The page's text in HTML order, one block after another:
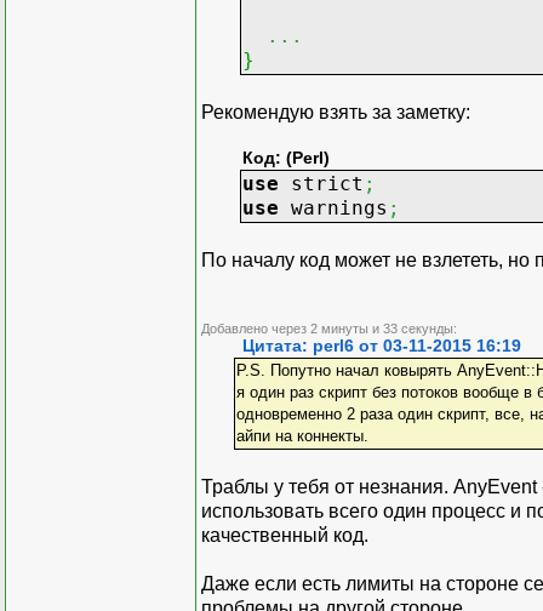
...
}
Рекомендую взять за заметку:
Код: (Perl)
use strict ;
use warnings ;
По началу код может не взлететь,
Добавлено через 2 минуты и 33 секунды:
Цитата: perl6 от 03-11-2015 16:19
P.S. Попутно начал ковырять
я один раз скрипт без потоков вообще
одновременно 2 раза один скрипт, все,
айпи на коннекты.
Траблы у тебя от незнания.
использовать всего один процесс и
качественный код.
Даже если есть лимиты на стороне